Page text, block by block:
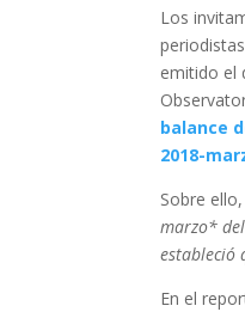
Los
emitido el
balance
2018-
Sobre
marzo*
estableció
En el